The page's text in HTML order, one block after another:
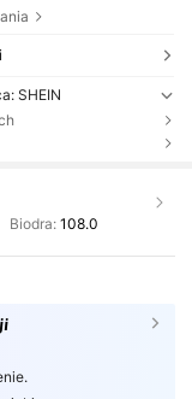
SHEIN
Biodra: 108.0